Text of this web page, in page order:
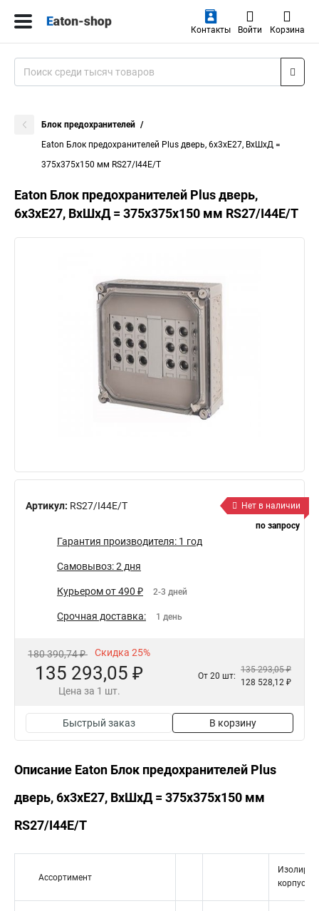
Контакты Войти Корзина
Блок предохранителей
Eaton Блок предохранителей Plus дверь, 6x3xE27, ВхШхД =
375x375x150 мм RS27/I44E/T
Eaton Блок предохранителей Plus дверь,
6x3xE27, ВхШхД = 375x375x150 мм RS27/I44E/T
Артикул: RS27/I44E/T
Нет в наличии
по запросу
Гарантия производителя: 1 год
Самовывоз: 2 дня
Курьером от 490 ₽ 2-3 дней
Срочная доставка: 1 день
180 390,74 ₽ Скидка 25%
135 293,05 ₽
Цена за 1 шт.
От 20 шт:
135 293,05 ₽
128 528,12 ₽
Быстрый заказ В корзину
Описание Eaton Блок предохранителей Plus
дверь, 6x3xE27, ВхШхД = 375x375x150 мм
RS27/I44E/T
Ассортимент
корпус Ci